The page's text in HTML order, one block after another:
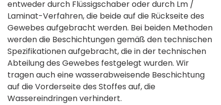
entweder durch Flüssigschaber oder durch Lm /
Laminat-Verfahren, die beide auf die Rückseite des
Gewebes aufgebracht werden. Bei beiden Methoden
werden die Beschichtungen gemäß den technischen
Spezifikationen aufgebracht, die in der technischen
Abteilung des Gewebes festgelegt wurden. Wir
tragen auch eine wasserabweisende Beschichtung
auf die Vorderseite des Stoffes auf, die
Wassereindringen verhindert.